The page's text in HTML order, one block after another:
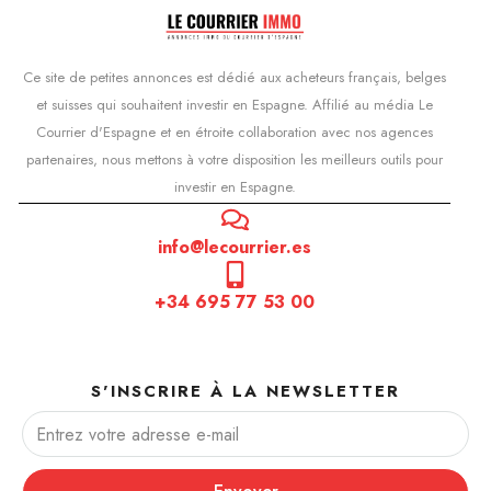
Ce site de petites annonces est dédié aux acheteurs français, belges
et suisses qui souhaitent investir en Espagne. Affilié au média Le
Courrier d'Espagne et en étroite collaboration avec nos agences
partenaires, nous mettons à votre disposition les meilleurs outils pour
investir en Espagne.
info@lecourrier.es
+34 695 77 53 00
S'INSCRIRE À LA NEWSLETTER